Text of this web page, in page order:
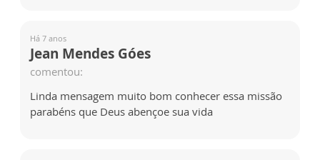
Há 7 anos
Jean Mendes Góes
comentou:
Linda mensagem muito bom conhecer essa missão
parabéns que Deus abençoe sua vida